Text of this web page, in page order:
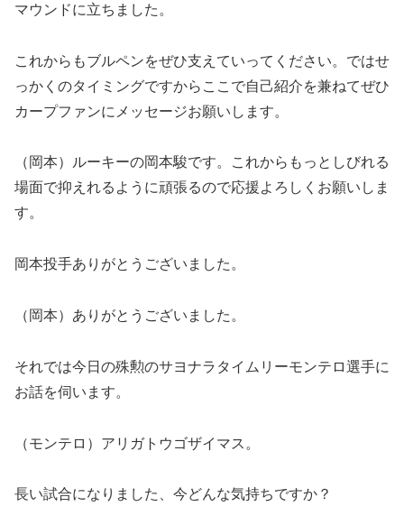
マウンドに立ちました。
これからもブルペンをぜひ支えていってください。ではせ
っかくのタイミングですからここで自己紹介を兼ねてぜひ
カープファンにメッセージお願いします。
（岡本）ルーキーの岡本駿です。これからもっとしびれる
場面で抑えれるように頑張るので応援よろしくお願いしま
す。
岡本投手ありがとうございました。
（岡本）ありがとうございました。
それでは今日の殊勲のサヨナラタイムリーモンテロ選手に
お話を伺います。
（モンテロ）アリガトウゴザイマス。
長い試合になりました、今どんな気持ちですか？